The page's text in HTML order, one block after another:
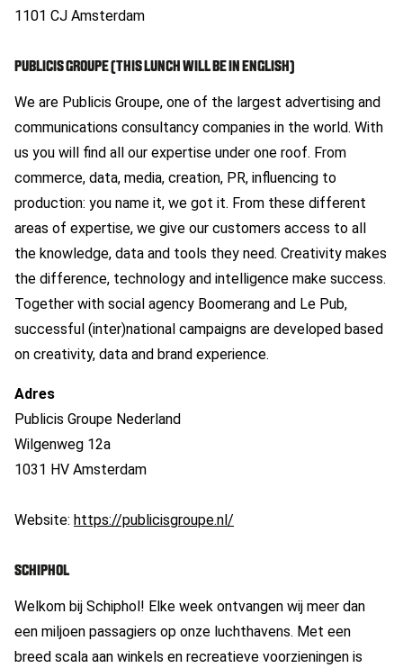
1101 CJ Amsterdam
PUBLICIS GROUPE (THIS LUNCH WILL BE IN ENGLISH)
We are Publicis Groupe, one of the largest advertising and
communications consultancy companies in the world. With
us you will find all our expertise under one roof. From
commerce, data, media, creation, PR, influencing to
production: you name it, we got it. From these different
areas of expertise, we give our customers access to all
the knowledge, data and tools they need. Creativity makes
the difference, technology and intelligence make success.
Together with social agency Boomerang and Le Pub,
successful (inter)national campaigns are developed based
on creativity, data and brand experience.
Adres
Publicis Groupe Nederland
Wilgenweg 12a
1031 HV Amsterdam
Website: https://publicisgroupe.nl/
SCHIPHOL
Welkom bij Schiphol! Elke week ontvangen wij meer dan
een miljoen passagiers op onze luchthavens. Met een
breed scala aan winkels en recreatieve voorzieningen is